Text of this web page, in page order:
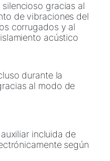
gracias al
de vibraciones del
corrugados y al
acústico
durante la
al modo de
incluida de
según